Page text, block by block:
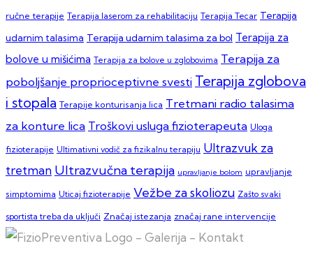
ručne terapije Terapija laserom za rehabilitaciju Terapija Tecar Terapija
udarnim talasima Terapija udarnim talasima za bol Terapija za
bolove u mišićima Terapija za bolove u zglobovima Terapija za
poboljšanje proprioceptivne svesti Terapija zglobova
i stopala Terapije konturisanja lica Tretmani radio talasima
za konture lica Troškovi usluga fizioterapeuta Uloga
fizioterapije Ultimativni vodič za fizikalnu terapiju Ultrazvuk za
tretman Ultrazvučna terapija upravljanje bolom upravljanje
simptomima Uticaj fizioterapije Vežbe za skoliozu Zašto svaki
sportista treba da uključi Značaj istezanja značaj rane intervencije